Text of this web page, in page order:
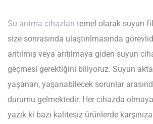
Su arıtma cihazları temel olarak suyun
size sonrasında ulaştırılmasında
arıtılmış veya arıtılmaya giden suyun
geçmesi gerektiğini biliyoruz. Suyun
yaşanan, yaşanabilecek sorunlar
durumu gelmektedir. Her cihazda
yazık ki bazı kalitesiz ürünlerde